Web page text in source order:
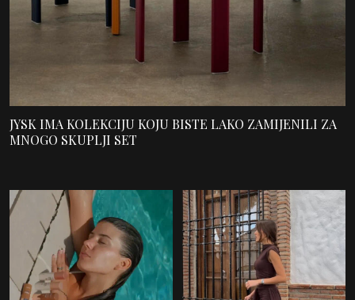
JYSK IMA KOLEKCIJU KOJU BISTE LAKO ZAMIJENILI ZA
MNOGO SKUPLJI SET